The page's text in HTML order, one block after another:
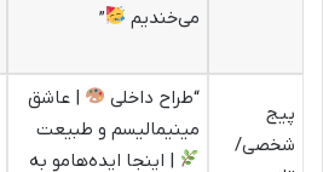
می‌خندیم
”
پیج
شخصی/
“طراح داخلی
| عاشق
مینیمالیسم و طبیعت
| اینجا ایده‌هامو به